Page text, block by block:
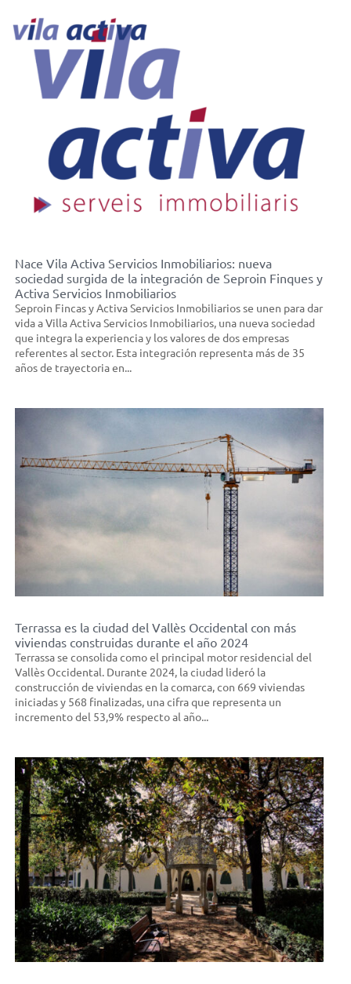
Nace Vila Activa Servicios Inmobiliarios: nueva
sociedad surgida de la integración de Seproin Finques y
Activa Servicios Inmobiliarios
Seproin Fincas y Activa Servicios Inmobiliarios se unen para dar
vida a Villa Activa Servicios Inmobiliarios, una nueva sociedad
que integra la experiencia y los valores de dos empresas
referentes al sector. Esta integración representa más de 35
años de trayectoria en...
Terrassa es la ciudad del Vallès Occidental con más
viviendas construidas durante el año 2024
Terrassa se consolida como el principal motor residencial del
Vallès Occidental. Durante 2024, la ciudad lideró la
construcción de viviendas en la comarca, con 669 viviendas
iniciadas y 568 finalizadas, una cifra que representa un
incremento del 53,9% respecto al año...